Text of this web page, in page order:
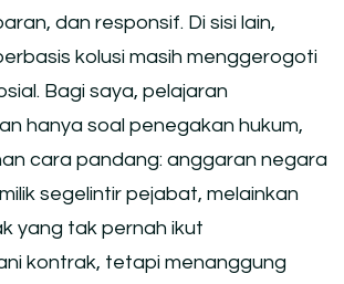
dan responsif. Di sisi lain,
kolusi masih menggerogoti
Bagi saya, pelajaran
hanya soal penegakan hukum,
cara pandang: anggaran negara
segelintir pejabat, melainkan
yang tak pernah ikut
kontrak, tetapi menanggung